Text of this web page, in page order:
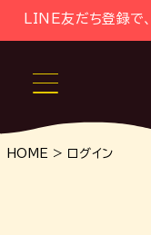
LINE友だち登録で
HOME ログイン